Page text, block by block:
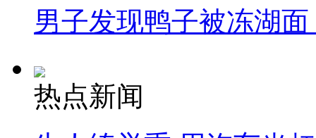
男子发现鸭子被冻湖
热点新闻